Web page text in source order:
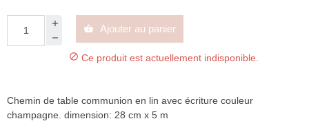
 Ajouter au panier
 Ce produit est actuellement indisponible.
Chemin de table communion en lin avec écriture couleur
champagne. dimension: 28 cm x 5 m